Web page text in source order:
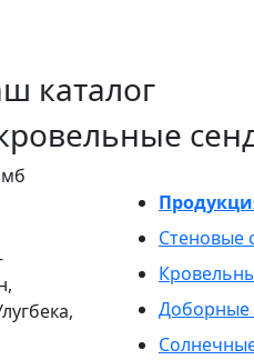
каталог
мб
Стеновые
Доборные